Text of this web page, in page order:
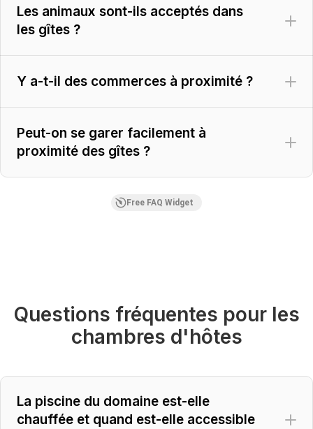
Les animaux sont-ils acceptés dans
les gîtes ?
Y a-t-il des commerces à proximité ?
Peut-on se garer facilement à
proximité des gîtes ?
Free FAQ Widget
Questions fréquentes pour les
chambres d'hôtes
La piscine du domaine est-elle
chauffée et quand est-elle accessible